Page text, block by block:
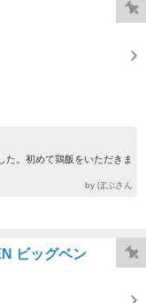
た。初めて鶏飯をいただきま
by ぼぶさん
ビッグベン